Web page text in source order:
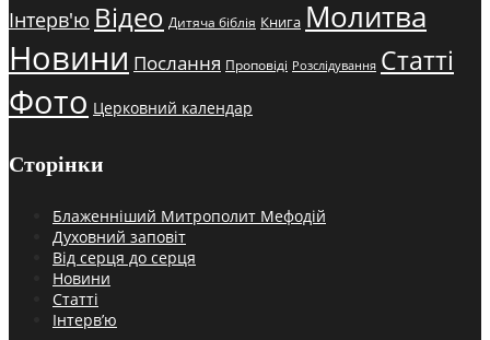
Інтерв'ю Відео Дитяча біблія Книга Молитва
Новини Послання Проповіді Розслідування Статті
Фото Церковний календар
Сторінки
Блаженніший Митрополит Мефодій
Духовний заповіт
Від серця до серця
Новини
Статті
Інтерв’ю